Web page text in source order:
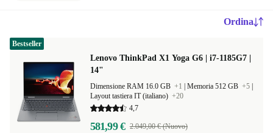
Ordina
Lenovo ThinkPad X1 Yoga G6 | i7-1185G7 |
14"
Dimensione RAM 16.0 GB +1 Memoria 512 GB +5
Layout tastiera IT (italiano) +20
4,7
581,99 € 2.049,00 € (Nuovo)
Bestseller